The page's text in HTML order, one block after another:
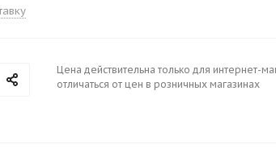
Цена действительна только для интернет-
отличаться от цен в розничных магазинах